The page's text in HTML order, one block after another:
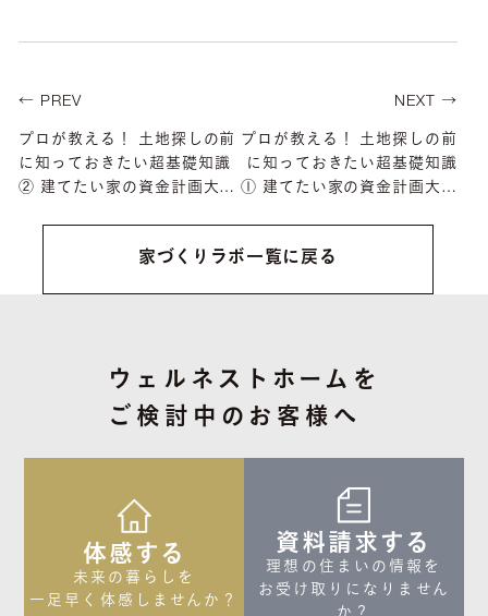
← PREV
プロが教える！ 土地探しの前
に知っておきたい超基礎知識
② 建てたい家の資金計画大丈
NEXT →
プロが教える！ 土地探しの前
に知っておきたい超基礎知識
① 建てたい家の資金計画大丈
家づくりラボ一覧に戻る
ウェルネストホームを
ご検討中のお客様へ
体感する
未来の暮らしを
一足早く体感しませんか？
資料請求する
理想の住まいの情報を
お受け取りになりません